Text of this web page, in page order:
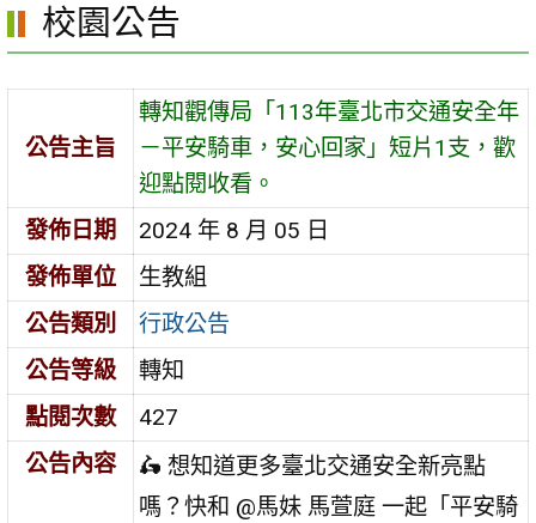
校園公告
公告主旨
轉知觀傳局「113年臺北市交通安全年
－平安騎車，安心回家」短片1支，歡
迎點閱收看。
發佈日期
2024 年 8 月 05 日
發佈單位
生教組
公告類別
行政公告
公告等級
轉知
點閱次數
427
公告內容
🛵 想知道更多臺北交通安全新亮點
嗎？快和 @馬妹 馬萱庭 一起「平安騎